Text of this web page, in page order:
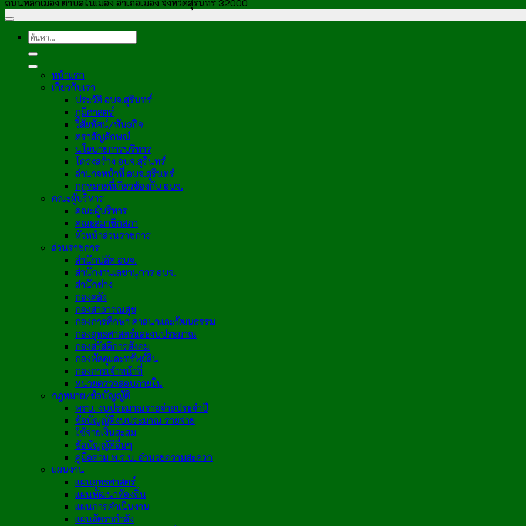
ถนนหลักเมือง ตำบลในเมือง อำเภอเมือง จังหวัดสุรินทร์ 32000
หน้าแรก
เกี่ยวกับเรา
ประวัติ อบจ.สุรินทร์
ภูมิศาสตร์
วิสัยทัศน์/พันธกิจ
ตราสัญลักษณ์
นโยบายการบริหาร
โครงสร้าง อบจ.สุรินทร์
อำนาจหน้าที่ อบจ.สุรินทร์
กฎหมายที่เกี่ยวข้องกับ อบจ.
คณะผู้บริหาร
คณะผู้บริหาร
คณะสมาชิกสภา
หัวหน้าส่วนราชการ
ส่วนราชการ
สำนักปลัด อบจ.
สำนักงานเลขานุการ อบจ.
สำนักช่าง
กองคลัง
กองสาธารณสุข
กองการศึกษา ศาสนาและวัฒนธรรม
กองยุทธศาสตร์และงบประมาณ
กองสวัสดิการสังคม
กองพัสดุและทรัพย์สิน
กองการเจ้าหน้าที่
หน่วยตรวจสอบภายใน
กฎหมาย/ข้อบัญญัติ
พรบ. งบประมาณรายจ่ายประจำปี
ข้อบัญญัติงบประมาณ รายจ่าย
ใช้จ่ายเงินสะสม
ข้อบัญญัติอื่นๆ
คู่มือตาม พ.ร.บ. อำนวยความสะดวก
แผนงาน
แผนยุทธศาสตร์
แผนพัฒนาท้องถิ่น
แผนการดำเนินงาน
แผนอัตรากำลัง